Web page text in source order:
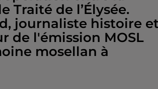
Traité de l’Élysée.
journaliste histoire
de l'émission MOSL
mosellan à